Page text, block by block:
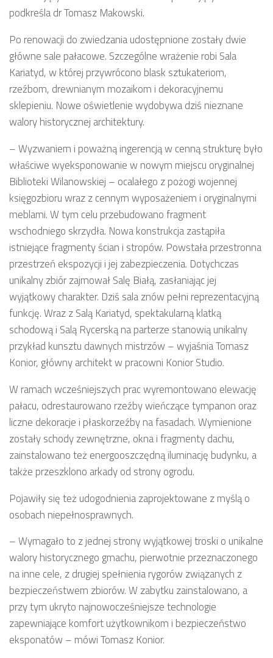
podkreśla dr Tomasz Makowski.
Po renowacji do zwiedzania udostępnione zostały dwie
główne sale pałacowe. Szczególne wrażenie robi Sala
Kariatyd, w której przywrócono blask sztukateriom,
rzeźbom, drewnianym mozaikom i dekoracyjnemu
sklepieniu. Nowe oświetlenie wydobywa dziś nieznane
walory historycznej architektury.
– Wyzwaniem i poważną ingerencją w cenną strukturę było
właściwe wyeksponowanie w nowym miejscu oryginalnej
Biblioteki Wilanowskiej – ocalałego z pożogi wojennej
księgozbioru wraz z cennym wyposażeniem i oryginalnymi
meblami. W tym celu przebudowano fragment
wschodniego skrzydła. Nowa konstrukcja zastąpiła
istniejące fragmenty ścian i stropów. Powstała przestronna
przestrzeń ekspozycji i jej zabezpieczenia. Dotychczas
unikalny zbiór zajmował Salę Białą, zasłaniając jej
wyjątkowy charakter. Dziś sala znów pełni reprezentacyjną
funkcję. Wraz z Salą Kariatyd, spektakularną klatką
schodową i Salą Rycerską na parterze stanowią unikalny
przykład kunsztu dawnych mistrzów – wyjaśnia Tomasz
Konior, główny architekt w pracowni Konior Studio.
W ramach wcześniejszych prac wyremontowano elewację
pałacu, odrestaurowano rzeźby wieńczące tympanon oraz
liczne dekoracje i płaskorzeźby na fasadach. Wymienione
zostały schody zewnętrzne, okna i fragmenty dachu,
zainstalowano też energooszczędną iluminację budynku, a
także przeszklono arkady od strony ogrodu.
Pojawiły się też udogodnienia zaprojektowane z myślą o
osobach niepełnosprawnych.
– Wymagało to z jednej strony wyjątkowej troski o unikalne
walory historycznego gmachu, pierwotnie przeznaczonego
na inne cele, z drugiej spełnienia rygorów związanych z
bezpieczeństwem zbiorów. W zabytku zainstalowano, a
przy tym ukryto najnowocześniejsze technologie
zapewniające komfort użytkownikom i bezpieczeństwo
eksponatów – mówi Tomasz Konior.